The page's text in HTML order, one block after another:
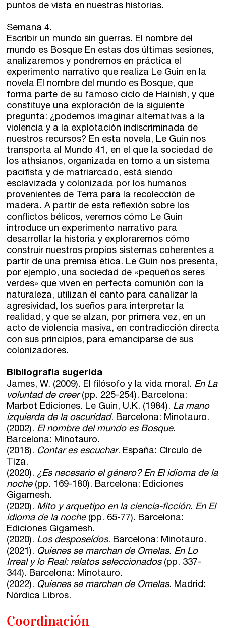
puntos de vista en nuestras historias.
Semana 4.
Escribir un mundo sin guerras. El nombre del
mundo es Bosque En estas dos últimas sesiones,
analizaremos y pondremos en práctica el
experimento narrativo que realiza Le Guin en la
novela El nombre del mundo es Bosque, que
forma parte de su famoso ciclo de Hainish, y que
constituye una exploración de la siguiente
pregunta: ¿podemos imaginar alternativas a la
violencia y a la explotación indiscriminada de
nuestros recursos? En esta novela, Le Guin nos
transporta al Mundo 41, en el que la sociedad de
los athsianos, organizada en torno a un sistema
pacifista y de matriarcado, está siendo
esclavizada y colonizada por los humanos
provenientes de Terra para la recolección de
madera. A partir de esta reflexión sobre los
conflictos bélicos, veremos cómo Le Guin
introduce un experimento narrativo para
desarrollar la historia y exploraremos cómo
construir nuestros propios sistemas coherentes a
partir de una premisa ética. Le Guin nos presenta,
por ejemplo, una sociedad de «pequeños seres
verdes» que viven en perfecta comunión con la
naturaleza, utilizan el canto para canalizar la
agresividad, los sueños para interpretar la
realidad, y que se alzan, por primera vez, en un
acto de violencia masiva, en contradicción directa
con sus principios, para emanciparse de sus
colonizadores.
Bibliografía sugerida
James, W. (2009). El filósofo y la vida moral. En La
voluntad de creer(pp. 225-254). Barcelona:
Marbot Ediciones. Le Guin, U.K. (1984). La mano
izquierda de la oscuridad. Barcelona: Minotauro.
(2002). El nombre del mundo es Bosque.
Barcelona: Minotauro.
(2018). Contar es escuchar. España: Círculo de
Tiza.
(2020). ¿Es necesario el género? En El idioma de la
noche(pp. 169-180). Barcelona: Ediciones
Gigamesh.
(2020). Mito y arquetipo en la ciencia-ficción. En El
idioma de la noche(pp. 65-77). Barcelona:
Ediciones Gigamesh.
(2020). Los desposeídos. Barcelona: Minotauro.
(2021). Quienes se marchan de Omelas. En Lo
Irreal y lo Real: relatos seleccionados(pp. 337-
344). Barcelona: Minotauro.
(2022). Quienes se marchan de Omelas. Madrid:
Nórdica Libros.
Coordinación